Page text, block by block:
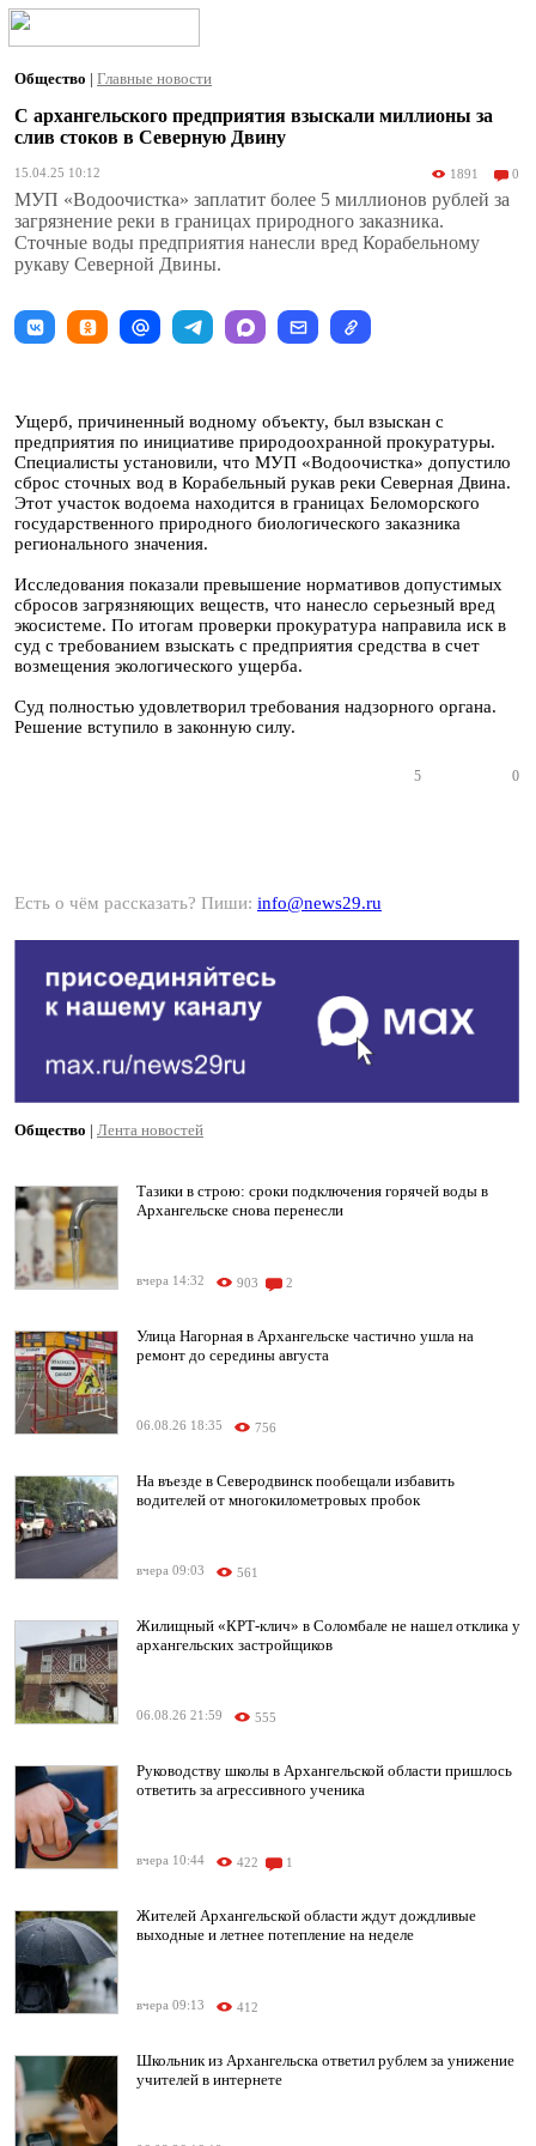
Общество | Главные новости
С архангельского предприятия взыскали миллионы за
слив стоков в Северную Двину
15.04.25 10:12 1891 0
МУП «Водоочистка» заплатит более 5 миллионов рублей за
загрязнение реки в границах природного заказника.
Сточные воды предприятия нанесли вред Корабельному
рукаву Северной Двины.
Ущерб, причиненный водному объекту, был взыскан с
предприятия по инициативе природоохранной прокуратуры.
Специалисты установили, что МУП «Водоочистка» допустило
сброс сточных вод в Корабельный рукав реки Северная Двина.
Этот участок водоема находится в границах Беломорского
государственного природного биологического заказника
регионального значения.
Исследования показали превышение нормативов допустимых
сбросов загрязняющих веществ, что нанесло серьезный вред
экосистеме. По итогам проверки прокуратура направила иск в
суд с требованием взыскать с предприятия средства в счет
возмещения экологического ущерба.
Суд полностью удовлетворил требования надзорного органа.
Решение вступило в законную силу.
5 0
Есть о чём рассказать? Пиши: info@news29.ru
Общество | Лента новостей
Тазики в строю: сроки подключения горячей воды в
Архангельске снова перенесли
вчера 14:32 903 2
Улица Нагорная в Архангельске частично ушла на
ремонт до середины августа
06.08.26 18:35 756
На въезде в Северодвинск пообещали избавить
водителей от многокилометровых пробок
вчера 09:03 561
Жилищный «КРТ-клич» в Соломбале не нашел отклика у
архангельских застройщиков
06.08.26 21:59 555
Руководству школы в Архангельской области пришлось
ответить за агрессивного ученика
вчера 10:44 422 1
Жителей Архангельской области ждут дождливые
выходные и летнее потепление на неделе
вчера 09:13 412
Школьник из Архангельска ответил рублем за унижение
учителей в интернете